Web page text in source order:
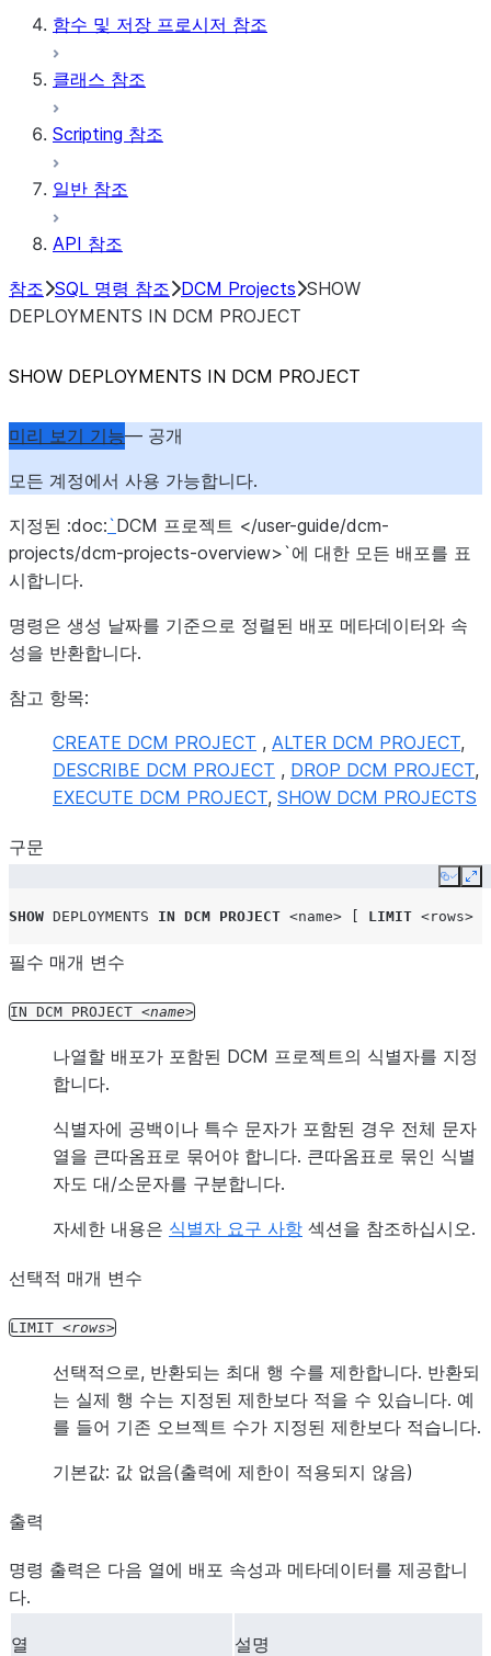
함수 및 저장 프로시저 참조
클래스 참조
Scripting 참조
일반 참조
API 참조
참조 SQL 명령 참조 DCM Projects SHOW
DEPLOYMENTS IN DCM PROJECT
SHOW DEPLOYMENTS IN DCM PROJECT
미리 보기 기능— 공개
모든 계정에서 사용 가능합니다.
지정된 :doc:`DCM 프로젝트 </user-guide/dcm-
projects/dcm-projects-overview>`에 대한 모든 배포를 표
시합니다.
명령은 생성 날짜를 기준으로 정렬된 배포 메타데이터와 속
성을 반환합니다.
참고 항목:
CREATE DCM PROJECT , ALTER DCM PROJECT,
DESCRIBE DCM PROJECT , DROP DCM PROJECT,
EXECUTE DCM PROJECT, SHOW DCM PROJECTS
구문
Copy
SHOW DEPLOYMENTS IN DCM PROJECT <name> LIMIT <rows>
필수 매개 변수
IN DCM PROJECT name
나열할 배포가 포함된 DCM 프로젝트의 식별자를 지정
합니다.
식별자에 공백이나 특수 문자가 포함된 경우 전체 문자
열을 큰따옴표로 묶어야 합니다. 큰따옴표로 묶인 식별
자도 대/소문자를 구분합니다.
자세한 내용은 식별자 요구 사항 섹션을 참조하십시오.
선택적 매개 변수
LIMIT rows
선택적으로, 반환되는 최대 행 수를 제한합니다. 반환되
는 실제 행 수는 지정된 제한보다 적을 수 있습니다. 예
를 들어 기존 오브젝트 수가 지정된 제한보다 적습니다.
기본값: 값 없음(출력에 제한이 적용되지 않음)
출력
명령 출력은 다음 열에 배포 속성과 메타데이터를 제공합니
다.
열 설명